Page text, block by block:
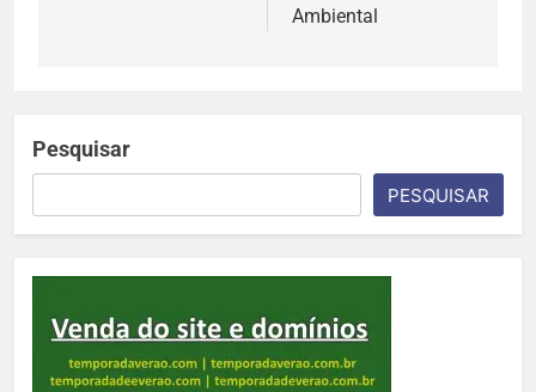
Ambiental
Pesquisar
PESQUISAR